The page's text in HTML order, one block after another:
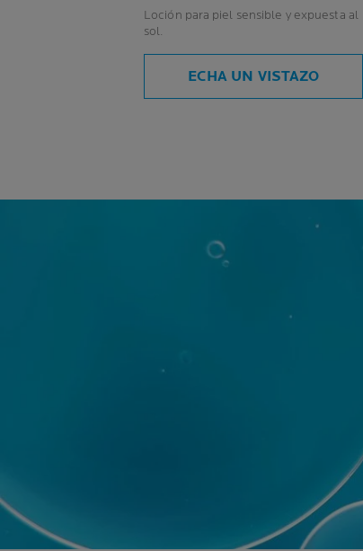
Loción para piel sensible y expuesta al
sol.
ECHA UN VISTAZO